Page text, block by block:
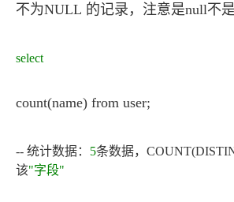
不为NULL 的记录，注意是null不
select
count(name) from user;
-- 统计数据： 5条数据，
该"字段"